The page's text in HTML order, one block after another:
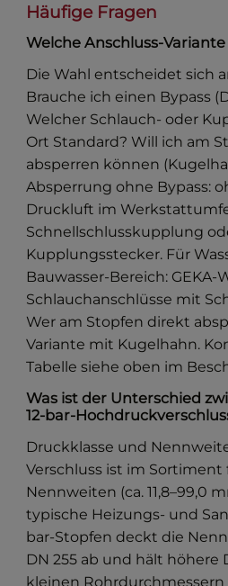
Häufige Fragen
Welche Anschluss-
Die Wahl entscheidet sich
Brauche ich einen Bypass
Welcher Schlauch- oder
Ort Standard? Will ich am
absperren können
Absperrung ohne Bypass:
Druckluft im
Schnellschlusskupplung
Kupplungsstecker. Für
Bauwasser-Bereich:
Schlauchanschlüsse mit
Wer am Stopfen direkt
Variante mit Kugelhahn.
Tabelle siehe oben im
Was ist der Unterschied
12-bar-
Druckklasse und
Verschluss ist im
Nennweiten (ca. 11,8–99,0
typische Heizungs- und
bar-Stopfen deckt die
DN 255 ab und hält höhere
kleinen